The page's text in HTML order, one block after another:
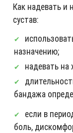
Как надевать и
сустав:
назначению;
надевать на
бандажа
если в
боль,